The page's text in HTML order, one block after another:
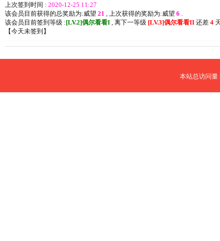
上次签到时间 : 2020-12-25 11:27
该会员目前获得的总奖励为:威望 21 , 上次获得的奖励为:威望 6 .
该会员目前签到等级 :[LV.2]偶尔看看I , 离下一等级 [LV.3]偶尔看看II 还差 4
【今天未签到 】
本站总访问量